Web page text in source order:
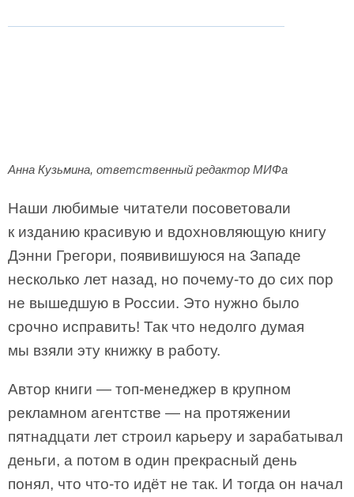
Анна Кузьмина, ответственный редактор МИФа
Наши любимые читатели посоветовали
к изданию красивую и вдохновляющую книгу
Дэнни Грегори, появивишуюся на Западе
несколько лет назад, но почему-то до сих пор
не вышедшую в России. Это нужно было
срочно исправить! Так что недолго думая
мы взяли эту книжку в работу.
Автор книги — топ-менеджер в крупном
рекламном агентстве — на протяжении
пятнадцати лет строил карьеру и зарабатывал
деньги, а потом в один прекрасный день
понял, что что-то идёт не так. И тогда он начал